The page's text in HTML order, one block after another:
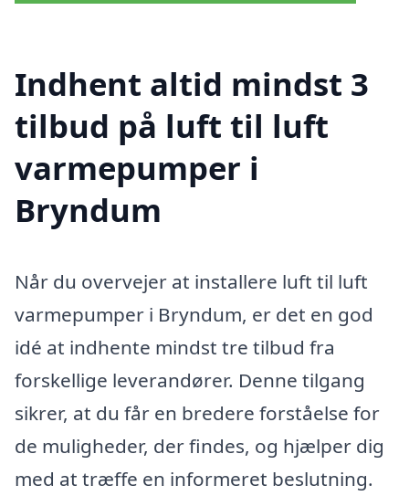
Indhent altid mindst 3
tilbud på luft til luft
varmepumper i
Bryndum
Når du overvejer at installere luft til luft
varmepumper i Bryndum, er det en god
idé at indhente mindst tre tilbud fra
forskellige leverandører. Denne tilgang
sikrer, at du får en bredere forståelse for
de muligheder, der findes, og hjælper dig
med at træffe en informeret beslutning.